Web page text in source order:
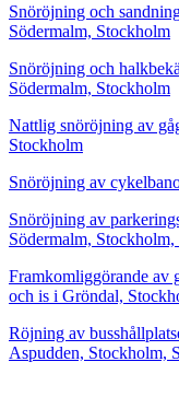
Snöröjning och
Södermalm, Stockholm
Snöröjning och
Södermalm, Stockholm
Nattlig snöröjning av
Stockholm
Snöröjning av
Snöröjning av
Södermalm,
Framkomliggörande av
och is i Gröndal,
Röjning av
Aspudden, Stockholm,